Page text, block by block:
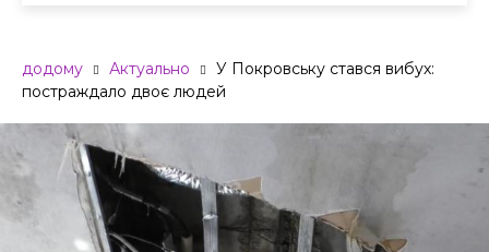
додому Актуально
У Покровську стався вибух:
постраждало двоє людей